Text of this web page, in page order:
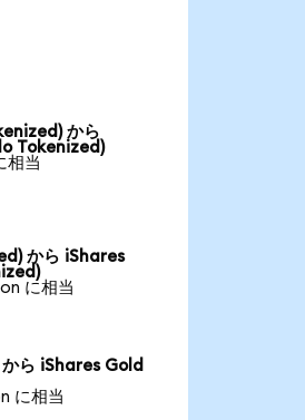
から
Tokenized)
相当
から iShares
に相当
ら iShares Gold
に相当